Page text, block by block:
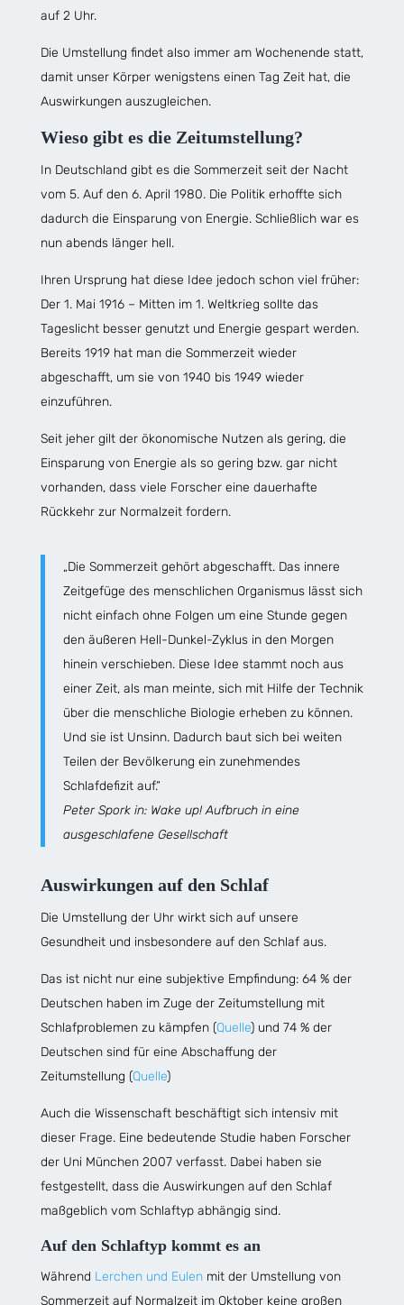
auf 2 Uhr.
Die Umstellung findet also immer am Wochenende statt,
damit unser Körper wenigstens einen Tag Zeit hat, die
Auswirkungen auszugleichen.
Wieso gibt es die Zeitumstellung?
In Deutschland gibt es die Sommerzeit seit der Nacht
vom 5. Auf den 6. April 1980. Die Politik erhoffte sich
dadurch die Einsparung von Energie. Schließlich war es
nun abends länger hell.
Ihren Ursprung hat diese Idee jedoch schon viel früher:
Der 1. Mai 1916 – Mitten im 1. Weltkrieg sollte das
Tageslicht besser genutzt und Energie gespart werden.
Bereits 1919 hat man die Sommerzeit wieder
abgeschafft, um sie von 1940 bis 1949 wieder
einzuführen.
Seit jeher gilt der ökonomische Nutzen als gering, die
Einsparung von Energie als so gering bzw. gar nicht
vorhanden, dass viele Forscher eine dauerhafte
Rückkehr zur Normalzeit fordern.
„Die Sommerzeit gehört abgeschafft. Das innere
Zeitgefüge des menschlichen Organismus lässt sich
nicht einfach ohne Folgen um eine Stunde gegen
den äußeren Hell-Dunkel-Zyklus in den Morgen
hinein verschieben. Diese Idee stammt noch aus
einer Zeit, als man meinte, sich mit Hilfe der Technik
über die menschliche Biologie erheben zu können.
Und sie ist Unsinn. Dadurch baut sich bei weiten
Teilen der Bevölkerung ein zunehmendes
Schlafdefizit auf.“
Peter Spork in: Wake up! Aufbruch in eine
ausgeschlafene Gesellschaft
Auswirkungen auf den Schlaf
Die Umstellung der Uhr wirkt sich auf unsere
Gesundheit und insbesondere auf den Schlaf aus.
Das ist nicht nur eine subjektive Empfindung: 64 % der
Deutschen haben im Zuge der Zeitumstellung mit
Schlafproblemen zu kämpfen (Quelle) und 74 % der
Deutschen sind für eine Abschaffung der
Zeitumstellung (Quelle)
Auch die Wissenschaft beschäftigt sich intensiv mit
dieser Frage. Eine bedeutende Studie haben Forscher
der Uni München 2007 verfasst. Dabei haben sie
festgestellt, dass die Auswirkungen auf den Schlaf
maßgeblich vom Schlaftyp abhängig sind.
Auf den Schlaftyp kommt es an
Während Lerchen und Eulenmit der Umstellung von
Sommerzeit auf Normalzeit im Oktober keine großen